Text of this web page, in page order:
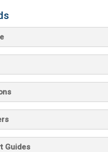
Guides